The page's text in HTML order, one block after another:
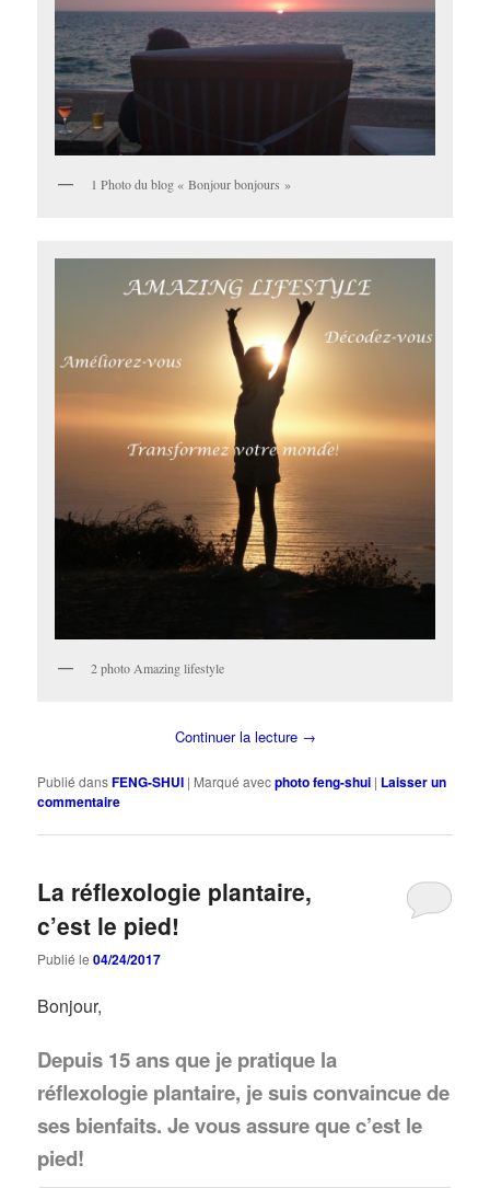
1 Photo du blog « Bonjour bonjours »
2 photo Amazing lifestyle
Continuer la lecture →
Publié dansFENG-SHUI | Marqué avecphoto feng-shui | Laisser un
commentaire
La réflexologie plantaire,
c’est le pied!
Publié le04/24/2017
Bonjour,
Depuis 15 ans que je pratique la
réflexologie plantaire, je suis convaincue de
ses bienfaits. Je vous assure que c’est le
pied!